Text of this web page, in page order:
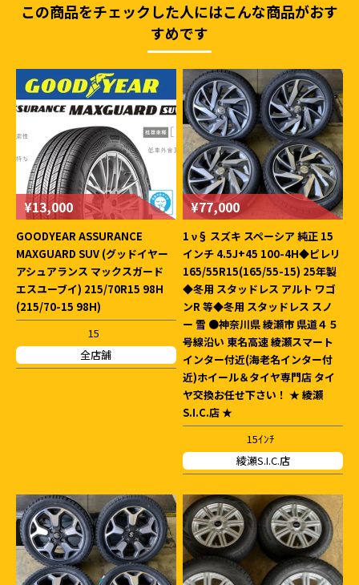
この商品をチェックした人にはこんな商品がおす
すめです
¥13,000
GOODYEAR ASSURANCE
MAXGUARD SUV (グッドイヤー
アシュアランス マックスガード
エスユーブイ) 215/70R15 98H
(215/70-15 98H)
15
全店舗
¥77,000
1 ν§ スズキ スペーシア 純正 15
インチ 4.5J+45 100-4H◆ピレリ
165/55R15(165/55-15) 25年製
◆冬用 スタッドレス アルト ワゴ
ンR 等◆冬用 スタッドレス スノ
ー 雪 ●神奈川県 綾瀬市 県道４５
号線沿い 東名高速 綾瀬スマート
インター付近(海老名インター付
近)ホイール＆タイヤ専門店 タイ
ヤ交換お任せ下さい！ ★ 綾瀬
S.I.C.店 ★
15ｲﾝﾁ
綾瀬S.I.C.店